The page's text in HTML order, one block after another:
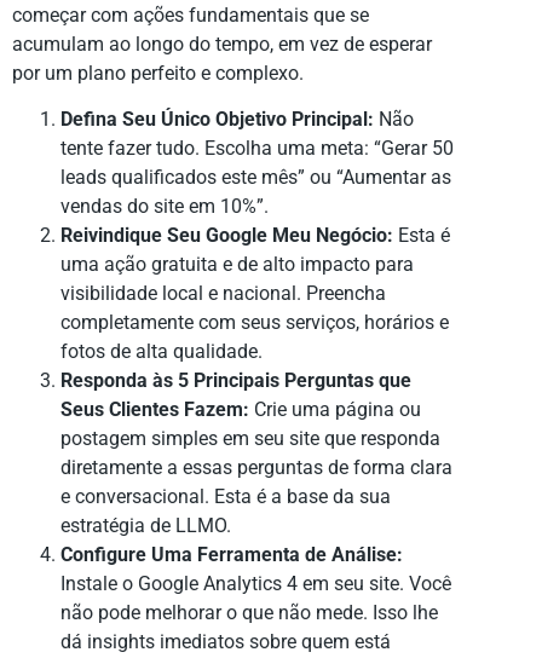
começar com ações fundamentais que se
acumulam ao longo do tempo, em vez de esperar
por um plano perfeito e complexo.
Defina Seu Único Objetivo Principal: Não
tente fazer tudo. Escolha uma meta: “Gerar 50
leads qualificados este mês” ou “Aumentar as
vendas do site em 10%”.
Reivindique Seu Google Meu Negócio: Esta é
uma ação gratuita e de alto impacto para
visibilidade local e nacional. Preencha
completamente com seus serviços, horários e
fotos de alta qualidade.
Responda às 5 Principais Perguntas que
Seus Clientes Fazem: Crie uma página ou
postagem simples em seu site que responda
diretamente a essas perguntas de forma clara
e conversacional. Esta é a base da sua
estratégia de LLMO.
Configure Uma Ferramenta de Análise:
Instale o Google Analytics 4 em seu site. Você
não pode melhorar o que não mede. Isso lhe
dá insights imediatos sobre quem está